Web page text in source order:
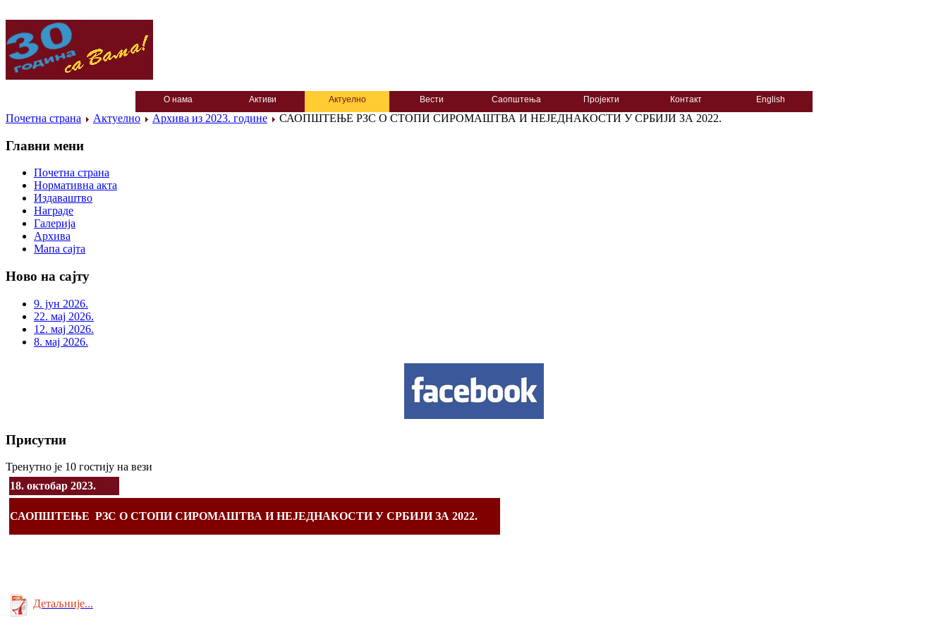
О нама Активи Актуелно Вести Саопштења Пројекти Контакт English
Почетна страна Актуелно Архива из 2023. године САОПШТЕЊЕ РЗС О СТОПИ СИРОМАШТВА И НЕЈЕДНАКОСТИ У СРБИЈИ ЗА 2022.
Главни мени
Почетна страна
Нормативна акта
Издаваштво
Награде
Галерија
Архива
Мапа сајта
Ново на сајту
9. јун 2026.
22. мај 2026.
12. мај 2026.
8. мај 2026.
Присутни
Тренутно је 10 гостију на вези
18. октобар 2023.
САОПШТЕЊЕ РЗС О СТОПИ СИРОМАШТВА И НЕЈЕДНАКОСТИ У СРБИЈИ ЗА 2022.
Детаљније...